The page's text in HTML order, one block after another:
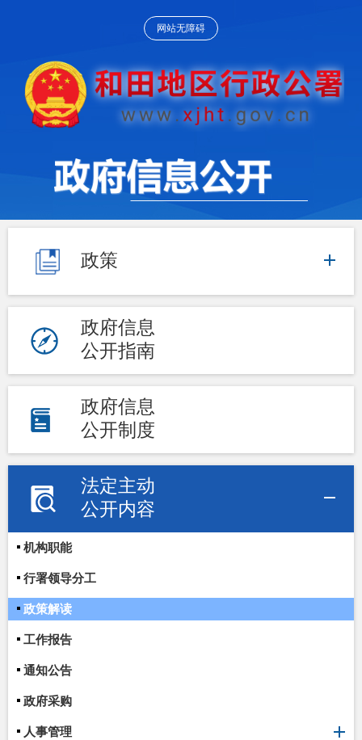
网站无障碍
政策
政府信息
公开指南
政府信息
公开制度
法定主动
公开内容
机构职能
行署领导分工
政策解读
工作报告
通知公告
政府采购
人事管理